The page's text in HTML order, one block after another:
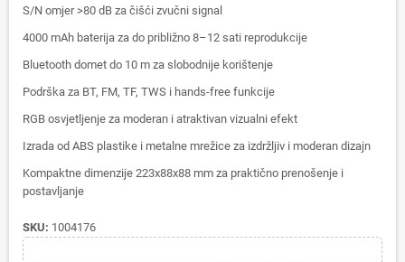
S/N omjer >80 dB za čišći zvučni signal
4000 mAh baterija za do približno 8–12 sati reprodukcije
Bluetooth domet do 10 m za slobodnije korištenje
Podrška za BT, FM, TF, TWS i hands-free funkcije
RGB osvjetljenje za moderan i atraktivan vizualni efekt
Izrada od ABS plastike i metalne mrežice za izdržljiv i moderan dizajn
Kompaktne dimenzije 223x88x88 mm za praktično prenošenje i
postavljanje
SKU: 1004176